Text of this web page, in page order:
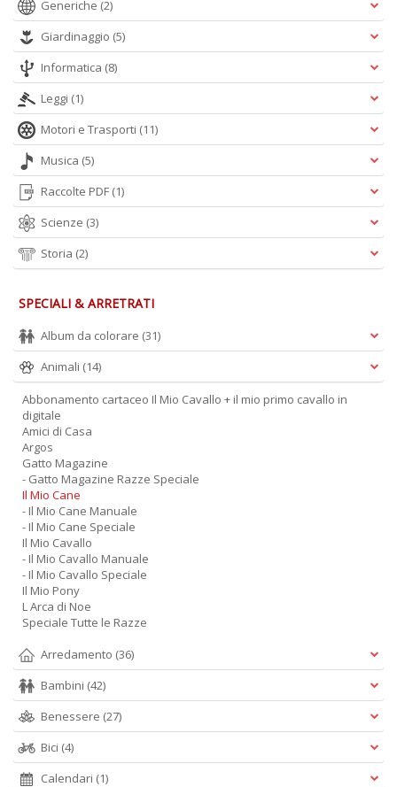
Generiche (2)
Giardinaggio (5)
Informatica (8)
Leggi (1)
Motori e Trasporti (11)
Musica (5)
Raccolte PDF (1)
Scienze (3)
Storia (2)
SPECIALI & ARRETRATI
Album da colorare (31)
Animali (14)
Abbonamento cartaceo Il Mio Cavallo + il mio primo cavallo in
digitale
Amici di Casa
Argos
Gatto Magazine
- Gatto Magazine Razze Speciale
Il Mio Cane
- Il Mio Cane Manuale
- Il Mio Cane Speciale
Il Mio Cavallo
- Il Mio Cavallo Manuale
- Il Mio Cavallo Speciale
Il Mio Pony
L Arca di Noe
Speciale Tutte le Razze
Arredamento (36)
Bambini (42)
Benessere (27)
Bici (4)
Calendari (1)